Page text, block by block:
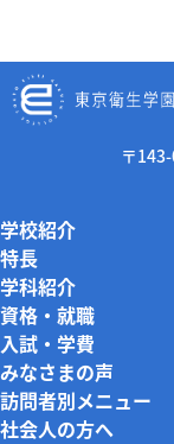
〒
学校紹介
特長
学科紹介
資格・就職
入試・学費
みなさまの声
訪問者別メニュー
社会人の方へ